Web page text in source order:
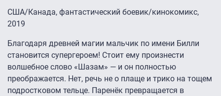
США/Канада, фантастический боевик/кинокомикс,
2019
Благодаря древней магии мальчик по имени Билли
становится супергероем! Стоит ему произнести
волшебное слово «Шазам» — и он полностью
преображается. Нет, речь не о плаще и трико на тощем
подростковом тельце. Паренёк превращается в